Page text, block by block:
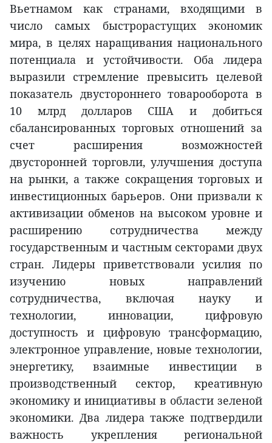
Вьетнамом как странами, входящими в
число самых быстрорастущих экономик
мира, в целях наращивания национального
потенциала и устойчивости. Оба лидера
выразили стремление превысить целевой
показатель двустороннего товарооборота в
10 млрд долларов США и добиться
сбалансированных торговых отношений за
счет расширения возможностей
двусторонней торговли, улучшения доступа
на рынки, а также сокращения торговых и
инвестиционных барьеров. Они призвали к
активизации обменов на высоком уровне и
расширению сотрудничества между
государственным и частным секторами двух
стран. Лидеры приветствовали усилия по
изучению новых направлений
сотрудничества, включая науку и
технологии, инновации, цифровую
доступность и цифровую трансформацию,
электронное управление, новые технологии,
энергетику, взаимные инвестиции в
производственный сектор, креативную
экономику и инициативы в области зеленой
экономики. Два лидера также подтвердили
важность укрепления региональной